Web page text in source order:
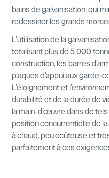
bains de galvanisation, qui
redessiner les grands
L’utilisation de la
totalisant plus de 5 000
construction, les barres
plaques d’appui aux garde-
L’éloignement et
durabilité et de la durée de
la main-d’œuvre dans de
position concurrentielle de
à chaud, peu coûteuse et
parfaitement à ces